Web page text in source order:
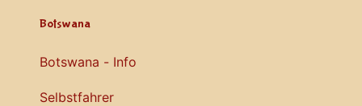
Botswana
Botswana - Info
Selbstfahrer